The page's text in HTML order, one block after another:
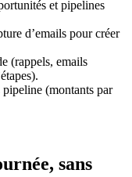
et pipelines
d’emails pour créer
(rappels, emails
(montants par
sans